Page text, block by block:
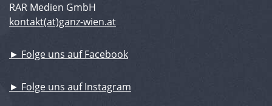
RAR Medien GmbH
kontakt(at)ganz-wien.at
► Folge uns auf Facebook
► Folge uns auf Instagram